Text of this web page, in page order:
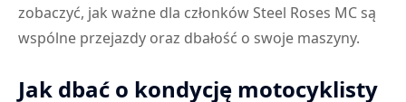
zobaczyć, jak ważne dla członków Steel Roses MC są
wspólne przejazdy oraz dbałość o swoje maszyny.
Jak dbać o kondycję motocyklisty